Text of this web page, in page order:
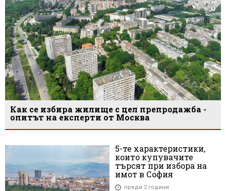
Как се избира жилище с цел препродажба -
опитът на експерти от Москва
5-те характеристики,
които купувачите
търсят при избора на
имот в София
преди 2 години